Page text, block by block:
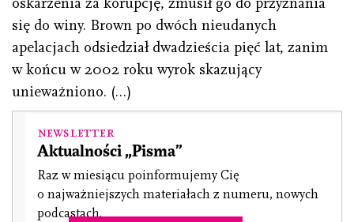
się do winy. Brown po dwóch nieudanych
apelacjach odsiedział dwadzieścia pięć lat, zanim
w końcu w 2002 roku wyrok skazujący
unieważniono. (…)
Newsletter
Aktualności „Pisma”
Raz w miesiącu poinformujemy Cię
o najważniejszych materiałach z numeru, nowych
podcastach.